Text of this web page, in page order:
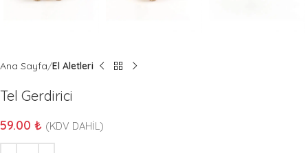
Ana Sayfa El Aletleri
Tel Gerdirici
59.00 ₺ (KDV DAHİL)